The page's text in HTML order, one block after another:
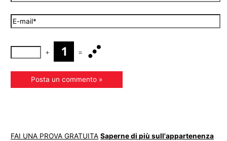
+ =
FAI UNA PROVA GRATUITA Saperne di più sull'appartenenza